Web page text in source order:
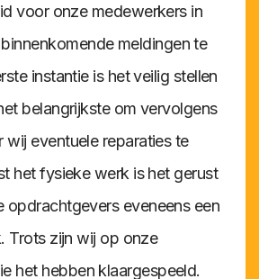
voor onze medewerkers in
meldingen te
instantie is het veilig stellen
belangrijkste om vervolgens
wij eventuele reparaties te
het fysieke werk is het gerust
opdrachtgevers eveneens een
Trots zijn wij op onze
het hebben klaargespeeld.